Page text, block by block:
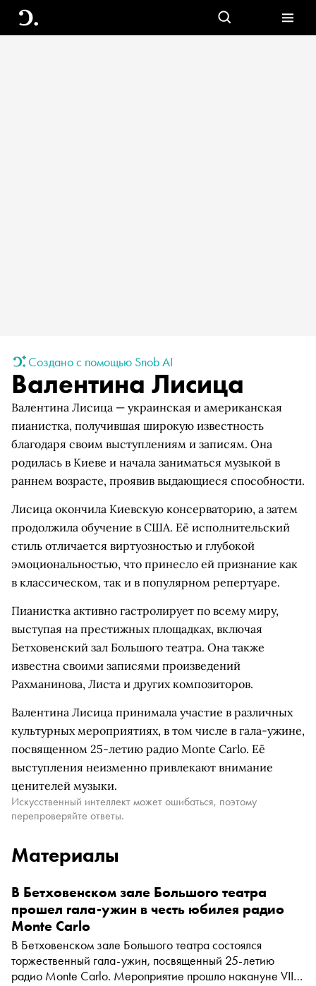
Создано с помощью Snob AI
Валентина Лисица
Валентина Лисица — украинская и американская
пианистка, получившая широкую известность
благодаря своим выступлениям и записям. Она
родилась в Киеве и начала заниматься музыкой в
раннем возрасте, проявив выдающиеся способности.
Лисица окончила Киевскую консерваторию, а затем
продолжила обучение в США. Её исполнительский
стиль отличается виртуозностью и глубокой
эмоциональностью, что принесло ей признание как
в классическом, так и в популярном репертуаре.
Пианистка активно гастролирует по всему миру,
выступая на престижных площадках, включая
Бетховенский зал Большого театра. Она также
известна своими записями произведений
Рахманинова, Листа и других композиторов.
Валентина Лисица принимала участие в различных
культурных мероприятиях, в том числе в гала-ужине,
посвященном 25-летию радио Monte Carlo. Её
выступления неизменно привлекают внимание
ценителей музыки.
Искусственный интеллект может ошибаться, поэтому
перепроверяйте ответы.
Материалы
В Бетховенском зале Большого театра
прошел гала-ужин в честь юбилея радио
Monte Carlo
В Бетховенском зале Большого театра состоялся
торжественный гала-ужин, посвященный 25-летию
радио Monte Carlo. Мероприятие прошло накануне VII